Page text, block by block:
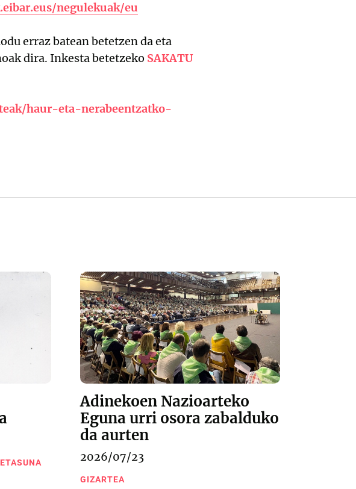
negulekuak/eu
erraz batean betetzen da eta
dira. Inkesta betetzeko SAKATU
haur-eta-nerabeentzatko-
Adinekoen Nazioarteko
Eguna urri osora zabalduko
da aurten
2026/07/23
GIZARTEA